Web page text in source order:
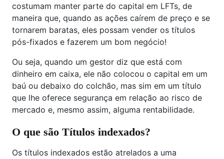
costumam manter parte do capital em LFTs, de
maneira que, quando as ações caírem de preço e se
tornarem baratas, eles possam vender os títulos
pós-fixados e fazerem um bom negócio!
Ou seja, quando um gestor diz que está com
dinheiro em caixa, ele não colocou o capital em um
baú ou debaixo do colchão, mas sim em um título
que lhe oferece segurança em relação ao risco de
mercado e, mesmo assim, alguma rentabilidade.
O que são Títulos indexados?
Os títulos indexados estão atrelados a uma